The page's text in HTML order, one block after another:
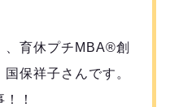
育休プチMBA®創
保祥子さんです。
！